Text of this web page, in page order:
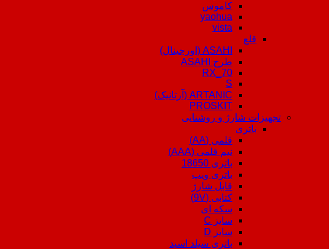
کاموس
yaohua
vista
قلع
ASAHI (اورجینال)
طرح ASAHI
RX_70
S
ARTANIC (آرتانیک)
PROSKIT
تجهیزات شارژ و روشنایی
باتری
قلمی (AA)
نیم قلمی (AAA)
باتری 18650
باتری ویپ
قابل شارژ
کتابی (9V)
سکه ای
سایز C
سایز D
باتری سیلد اسید